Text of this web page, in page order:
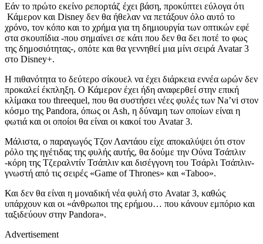
Εάν το πρώτο εκείνο ρεπορτάζ έχει βάση, προκύπτει εύλογα ότι
Κάμερον και Disney δεν θα ήθελαν να πετάξουν όλο αυτό το
χρόνο, τον κόπο και το χρήμα για τη δημιουργία των οπτικών εφέ
στα σκουπίδια -που σημαίνει σε κάτι που δεν θα δει ποτέ το φως
της δημοσιότητας-, οπότε και θα γεννηθεί μια μίνι σειρά Avatar 3
στο Disney+.
Η πιθανότητα το δεύτερο σίκουελ να έχει διάρκεια εννέα ωρών δεν
προκαλεί έκπληξη. Ο Κάμερον έχει ήδη αναφερθεί στην επική
κλίμακα του threequel, που θα συστήσει νέες φυλές των Na’vi στον
κόσμο της Pandora, όπως οι Ash, η δύναμη των οποίων είναι η
φωτιά και οι οποίοι θα είναι οι κακοί του Avatar 3.
Μάλιστα, ο παραγωγός Τζον Λαντάου είχε αποκαλύψει ότι στον
ρόλο της ηγέτιδας της φυλής αυτής, θα δούμε την Ούνα Τσάπλιν
-κόρη της Τζεραλντίν Τσάπλιν και δισέγγονη του Τσάρλι Τσάπλιν-
γνωστή από τις σειρές «Game of Thrones» και «Taboo».
Και δεν θα είναι η μοναδική νέα φυλή στο Avatar 3, καθώς
υπάρχουν και οι «άνθρωποι της ερήμου… που κάνουν εμπόριο και
ταξιδεύουν στην Pandora».
Advertisement